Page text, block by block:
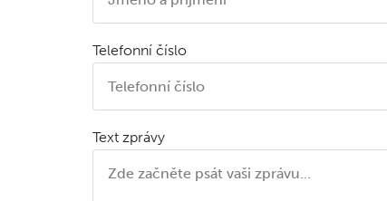
Telefonní číslo
Text zprávy